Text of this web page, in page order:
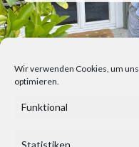
Wir verwenden Cookies, um
optimieren.
Funktional
Statistiken